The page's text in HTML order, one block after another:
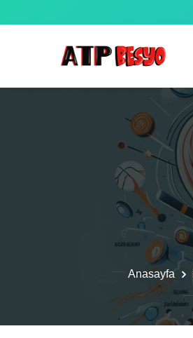
Anasayfa